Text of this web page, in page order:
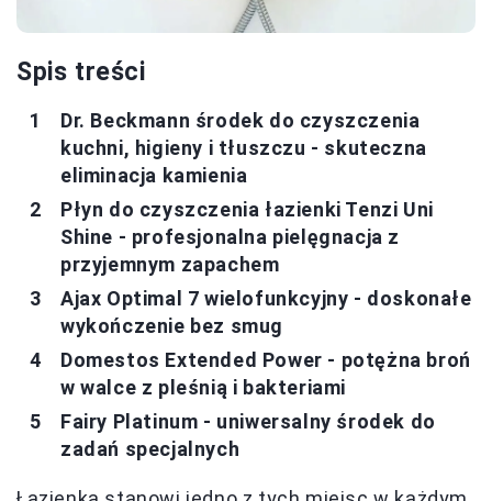
Spis treści
Dr. Beckmann środek do czyszczenia
kuchni, higieny i tłuszczu - skuteczna
eliminacja kamienia
Płyn do czyszczenia łazienki Tenzi Uni
Shine - profesjonalna pielęgnacja z
przyjemnym zapachem
Ajax Optimal 7 wielofunkcyjny - doskonałe
wykończenie bez smug
Domestos Extended Power - potężna broń
w walce z pleśnią i bakteriami
Fairy Platinum - uniwersalny środek do
zadań specjalnych